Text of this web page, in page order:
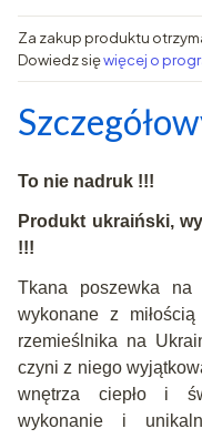
Za zakup produktu
Dowiedz sięwięcej o
To nie nadruk !!!
Produkt ukraiński,
!!!
Tkana poszewka
wykonane z
rzemieślnika na
czyni z niego
wnętrza ciepło i
wykonanie i